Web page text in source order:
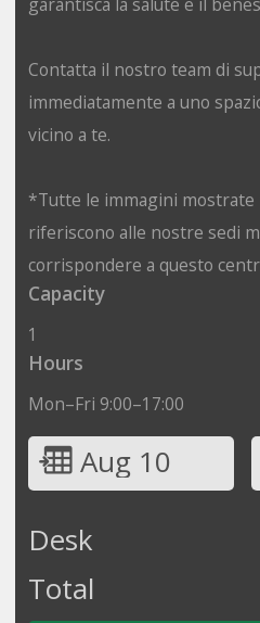
Contatta il nostro team di
immediatamente a uno
vicino a te.
*Tutte le immagini mostrate
riferiscono alle nostre sedi
corrispondere a questo
Capacity
1
Hours
Mon–Fri 9:00–17:00
Aug 10
Desk
Total